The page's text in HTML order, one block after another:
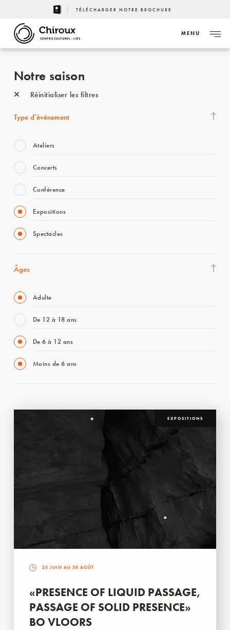
TÉLÉCHARGER NOTRE BROCHURE
CENTRE CULTUREL - LIÈGE
MENU
Notre saison
Réinitialiser les filtres
Type d’événement
Ateliers
Concerts
Conférence
Expositions
Spectacles
Âges
Adulte
De 12 à 18 ans
De 6 à 12 ans
Moins de 6 ans
EXPOSITIONS
25 JUIN AU 30 AOÛT
«PRESENCE OF LIQUID PASSAGE,
PASSAGE OF SOLID PRESENCE»
BO VLOORS